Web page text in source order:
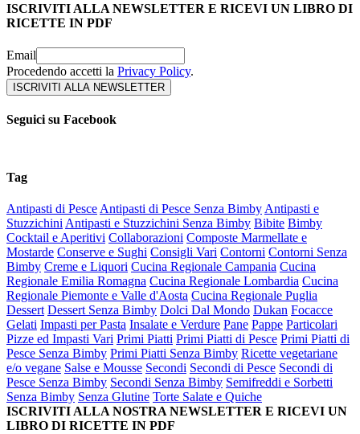
ISCRIVITI ALLA NEWSLETTER E RICEVI UN LIBRO DI
RICETTE IN PDF
Email
Procedendo accetti la Privacy Policy.
Seguici su Facebook
Tag
Antipasti di Pesce Antipasti di Pesce Senza Bimby Antipasti e
Stuzzichini Antipasti e Stuzzichini Senza Bimby Bibite Bimby
Cocktail e Aperitivi Collaborazioni Composte Marmellate e
Mostarde Conserve e Sughi Consigli Vari Contorni Contorni Senza
Bimby Creme e Liquori Cucina Regionale Campania Cucina
Regionale Emilia Romagna Cucina Regionale Lombardia Cucina
Regionale Piemonte e Valle d'Aosta Cucina Regionale Puglia
Dessert Dessert Senza Bimby Dolci Dal Mondo Dukan Focacce
Gelati Impasti per Pasta Insalate e Verdure Pane Pappe Particolari
Pizze ed Impasti Vari Primi Piatti Primi Piatti di Pesce Primi Piatti di
Pesce Senza Bimby Primi Piatti Senza Bimby Ricette vegetariane
e/o vegane Salse e Mousse Secondi Secondi di Pesce Secondi di
Pesce Senza Bimby Secondi Senza Bimby Semifreddi e Sorbetti
Senza Bimby Senza Glutine Torte Salate e Quiche
ISCRIVITI ALLA NOSTRA NEWSLETTER E RICEVI UN
LIBRO DI RICETTE IN PDF